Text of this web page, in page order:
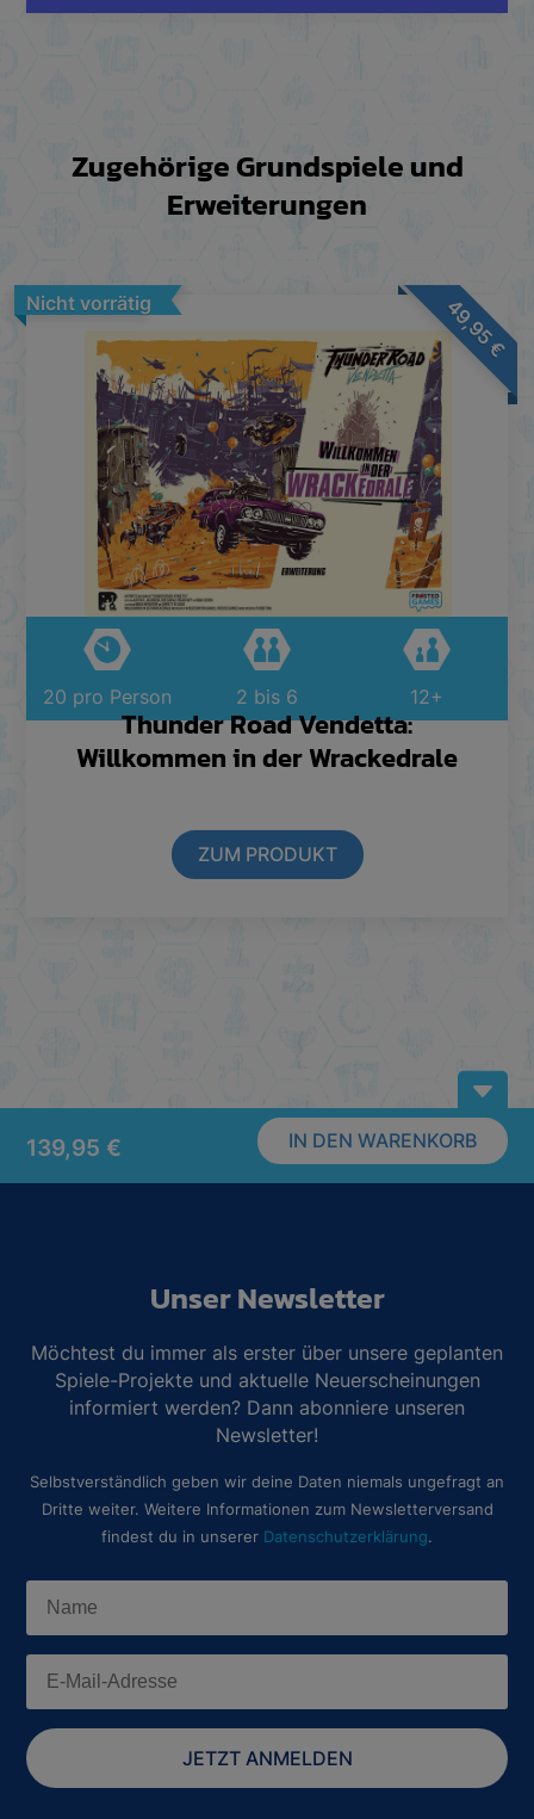
Zugehörige Grundspiele und
Erweiterungen
Thunder Road Vendetta:
Willkommen in der Wrackedrale
ZUM PRODUKT
20 pro Person 2 bis 6 12+
49,95
€
Nicht vorrätig
139,95 € IN DEN WARENKORB
B
Unser Newsletter
Möchtest du immer als erster über unsere geplanten
Spiele-Projekte und aktuelle Neuerscheinungen
informiert werden? Dann abonniere unseren
Newsletter!
Selbstverständlich geben wir deine Daten niemals ungefragt an
Dritte weiter. Weitere Informationen zum Newsletterversand
findest du in unserer Datenschutzerklärung.
JETZT ANMELDEN